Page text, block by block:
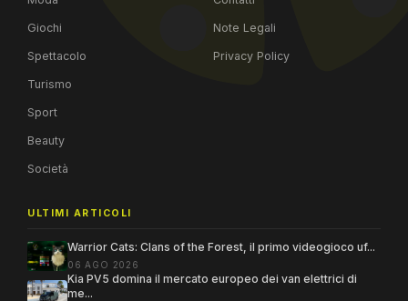
Giochi
Spettacolo
Turismo
Sport
Beauty
Società
Note Legali
Privacy Policy
ULTIMI ARTICOLI
Warrior Cats: Clans of the Forest, il primo videogioco uf...
06 AGO 2026
Kia PV5 domina il mercato europeo dei van elettrici di
me...